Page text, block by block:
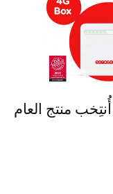
4G BOX Ooredoo أُنتِخب منتج العام